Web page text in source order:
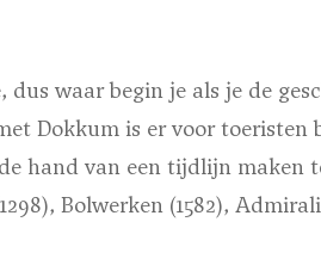
waar begin je als je de
Dokkum is er voor toeristen
hand van een tijdlijn maken
Bolwerken (1582),